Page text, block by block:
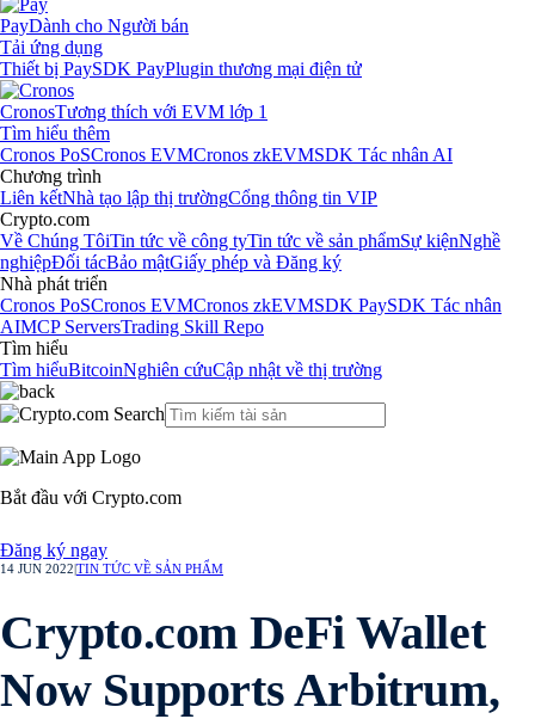
PayDành cho Người bán
Tải ứng dụng
Thiết bị PaySDK PayPlugin thương mại điện tử
CronosTương thích với EVM lớp 1
Tìm hiểu thêm
Cronos PoSCronos EVMCronos zkEVMSDK Tác nhân AI
Chương trình
Liên kếtNhà tạo lập thị trườngCổng thông tin VIP
Crypto.com
Về Chúng TôiTin tức về công tyTin tức về sản phẩmSự kiệnNghề
nghiệpĐối tácBảo mậtGiấy phép và Đăng ký
Nhà phát triển
Cronos PoSCronos EVMCronos zkEVMSDK PaySDK Tác nhân
AIMCP ServersTrading Skill Repo
Tìm hiểu
Tìm hiểuBitcoinNghiên cứuCập nhật về thị trường
Bắt đầu với Crypto.com
Đăng ký ngay
14 JUN 2022 TIN TỨC VỀ SẢN PHẨM
Crypto.com DeFi Wallet
Now Supports Arbitrum,